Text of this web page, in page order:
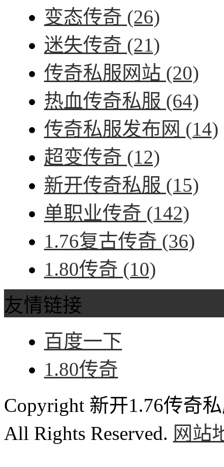
变态传奇 (26)
迷失传奇 (21)
传奇私服网站 (20)
热血传奇私服 (64)
传奇私服发布网 (14)
超变传奇 (12)
新开传奇私服 (15)
单职业传奇 (142)
1.76复古传奇 (36)
1.80传奇 (10)
友情链接
百度一下
1.80传奇
Copyright 新开1.76传奇
All Rights Reserved. 网站